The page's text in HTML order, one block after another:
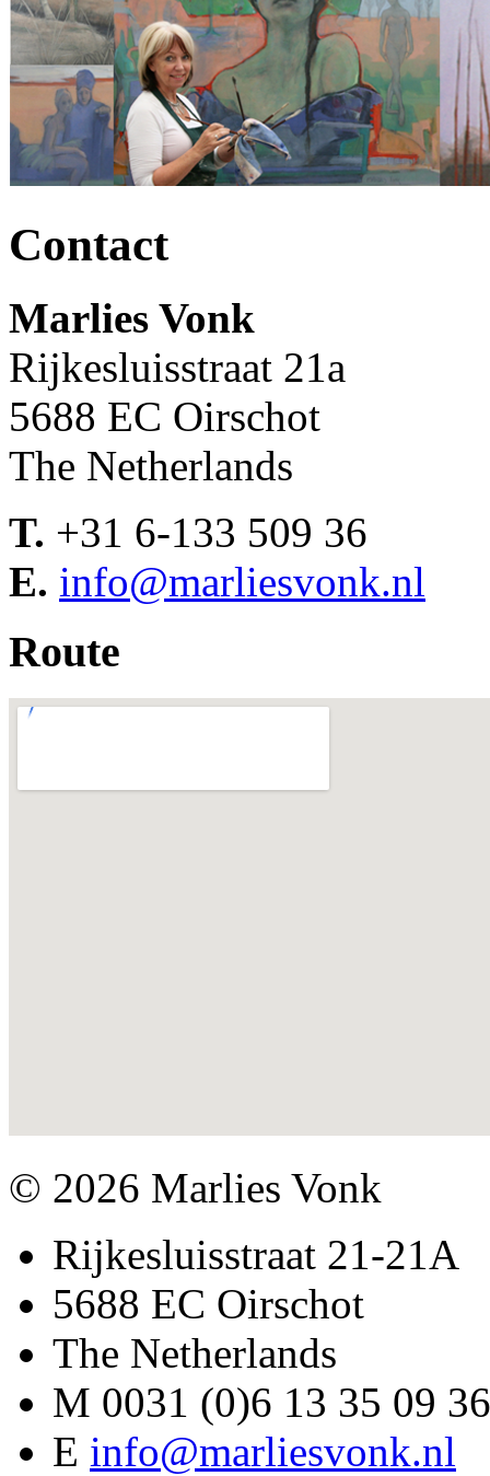
Contact
Marlies Vonk
Rijkesluisstraat 21a
5688 EC Oirschot
The Netherlands
T. +31 6-133 509 36
E. info@marliesvonk.nl
Route
© 2026 Marlies Vonk
Rijkesluisstraat 21-21A
5688 EC Oirschot
The Netherlands
M 0031 (0)6 13 35 09 36
E info@marliesvonk.nl